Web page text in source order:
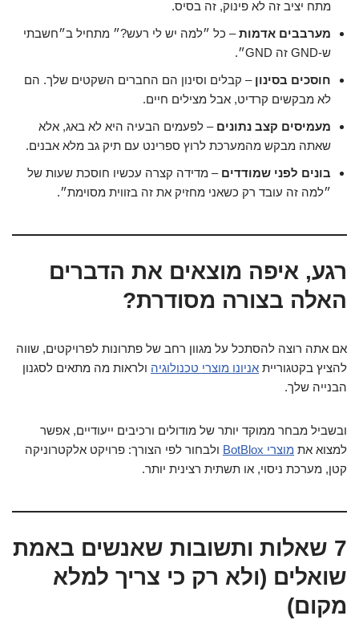
מתח יציב זה לא פינוק, זה בסיס.
מערבבים אדמות– כל ״למה יש לי רעש?״ מתחיל ב״חשבתי
ש-GND זה GND״.
חוסכים בסינון – קבלים וסינון הם החברים השקטים שלך. הם
לא מבקשים קרדיט, אבל מצילים חיים.
מעמיסים קצב נתונים – לפעמים הבעיה היא לא באג, אלא
שאתה מבקש מהמערכת לרוץ ספרינט עם תיק גב מלא אבנים.
בונים לפני שמודדים – מדידה קצרה עכשיו חוסכת שעות של
״למה זה עובד רק כשאני מחזיק את זה בזווית מסוימת״.
רגע, איפה מוצאים את הדברים
האלה בצורה מסודרת?
אם אתה רוצה להסתכל על מגוון רחב של פתרונות לפרויקטים, שווה
להציץ בקטגוריית אניונו מוצרי טכנולוגיה ולראות מה מתאים לסגנון
הבנייה שלך.
ובשביל מבחר ממוקד יותר של מודולים ורכיבים ייעודיים, אפשר
למצוא את מוצרי BotBlox
ולבחור לפי הצורך: פרויקט אלקטרוניקה
קטן, מערכת ניסוי, או תשתית רצינית יותר.
7 שאלות ותשובות שאנשים באמת
שואלים (ולא רק כי צריך למלא
מקום)